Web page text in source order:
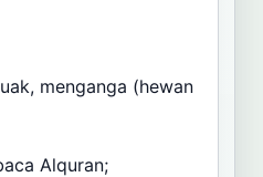
menganga (hewan
Alquran;